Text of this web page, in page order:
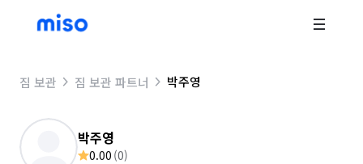
짐 보관 짐 보관 파트너 박주영
박주영
0.00 (0)